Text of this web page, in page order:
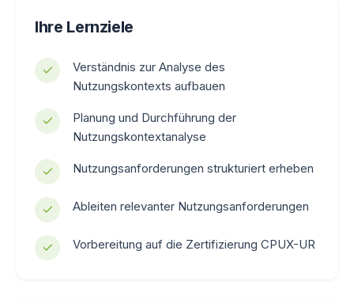
Ihre Lernziele
Verständnis zur Analyse des
Nutzungskontexts aufbauen
Planung und Durchführung der
Nutzungskontextanalyse
Nutzungsanforderungen strukturiert erheben
Ableiten relevanter Nutzungsanforderungen
Vorbereitung auf die Zertifizierung CPUX-UR